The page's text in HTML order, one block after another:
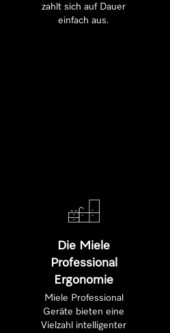
zahlt sich auf Dauer
einfach aus.
Die Miele
Professional
Ergonomie
Miele Professional
Geräte bieten eine
Vielzahl intelligenter